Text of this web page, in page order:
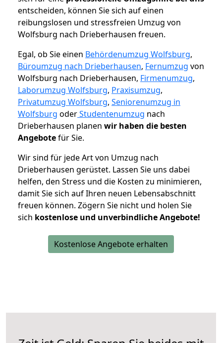
entscheiden, können Sie sich auf einen
reibungslosen und stressfreien Umzug von
Wolfsburg nach Drieberhausen freuen.
Egal, ob Sie einen Behördenumzug Wolfsburg,
Büroumzug nach Drieberhausen, Fernumzug von
Wolfsburg nach Drieberhausen, Firmenumzug,
Laborumzug Wolfsburg, Praxisumzug,
Privatumzug Wolfsburg, Seniorenumzug in
Wolfsburg oderStudentenumzug nach
Drieberhausen planen wir haben die besten
Angebotefür Sie.
Wir sind für jede Art von Umzug nach
Drieberhausen gerüstet. Lassen Sie uns dabei
helfen, den Stress und die Kosten zu minimieren,
damit Sie sich auf Ihren neuen Lebensabschnitt
freuen können. Zögern Sie nicht und holen Sie
sich kostenlose und unverbindliche Angebote!
Kostenlose Angebote erhalten